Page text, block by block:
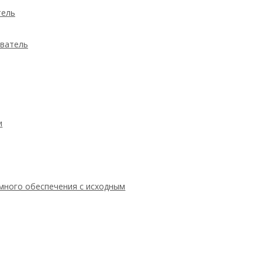
обеспечения с исходным